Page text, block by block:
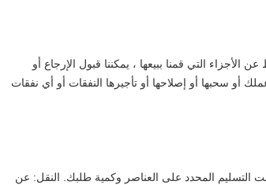
التي قمنا ببيعها ، يمكننا قبول الإرجاع أو
أو سحبها أو إصلاحها أو تأجيرها النفقات أو أي نفقات
بعد استلام دفعتك.يعتمد وقت التسليم المحدد على العناصر وكمية طلبك. النقل: عن